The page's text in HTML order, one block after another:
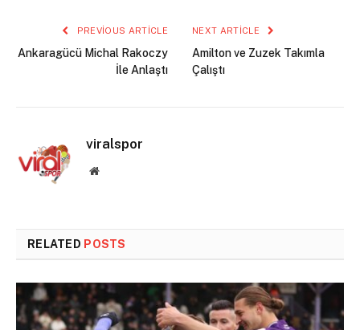
PREVIOUS ARTICLE
Ankaragücü Michal Rakoczy
İle Anlaştı
NEXT ARTICLE
Amilton ve Zuzek Takımla
Çalıştı
viralspor
Website
RELATED POSTS